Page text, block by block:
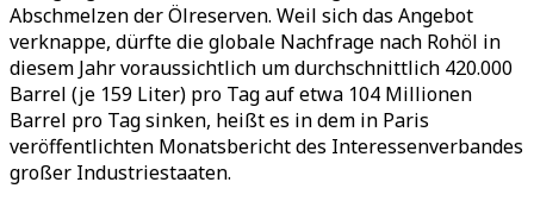
Abschmelzen der Ölreserven. Weil sich das Angebot
verknappe, dürfte die globale Nachfrage nach Rohöl in
diesem Jahr voraussichtlich um durchschnittlich 420.000
Barrel (je 159 Liter) pro Tag auf etwa 104 Millionen
Barrel pro Tag sinken, heißt es in dem in Paris
veröffentlichten Monatsbericht des Interessenverbandes
großer Industriestaaten.